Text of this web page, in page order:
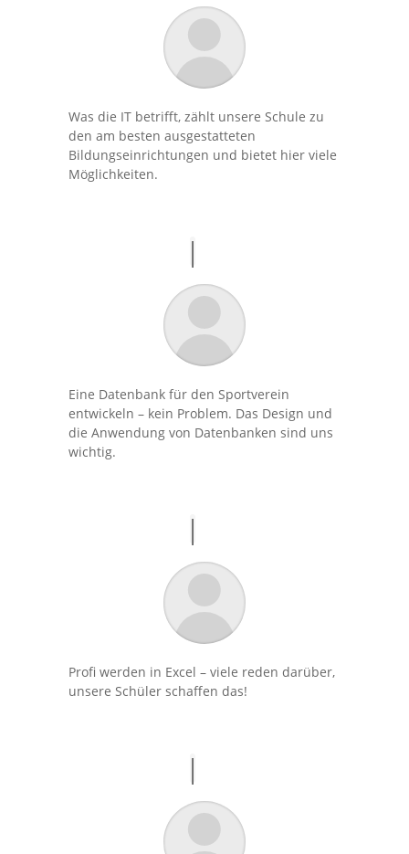
Was die IT betrifft, zählt unsere Schule zu
den am besten ausgestatteten
Bildungseinrichtungen und bietet hier viele
Möglichkeiten.
Eine Datenbank für den Sportverein
entwickeln – kein Problem. Das Design und
die Anwendung von Datenbanken sind uns
wichtig.
Profi werden in Excel – viele reden darüber,
unsere Schüler schaffen das!